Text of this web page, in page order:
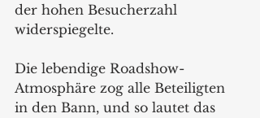
der hohen Besucherzahl
widerspiegelte.
Die lebendige Roadshow-
Atmosphäre zog alle Beteiligten
in den Bann, und so lautet das